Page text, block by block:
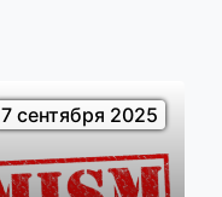
7 сентября 2025